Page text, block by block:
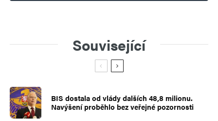
Související
BIS dostala od vlády dalších 48,8 milionu.
Navýšení proběhlo bez veřejné pozornosti